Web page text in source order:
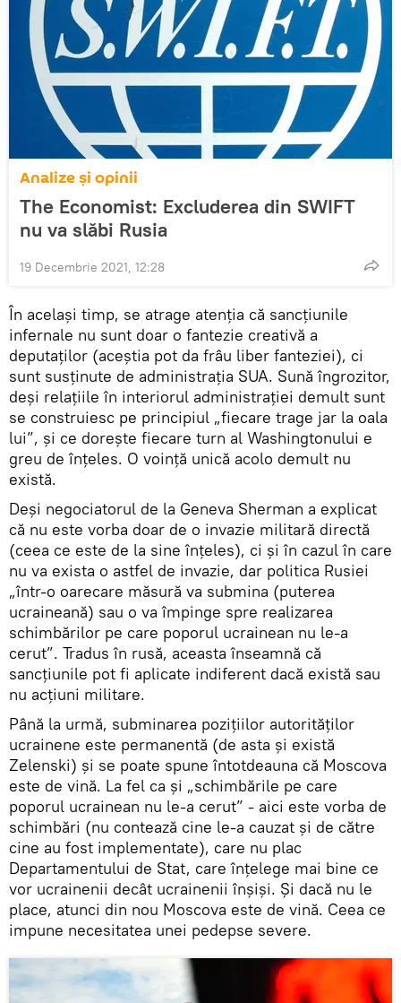
Analize și opinii
The Economist: Excluderea din SWIFT
nu va slăbi Rusia
19 Decembrie 2021, 12:28
În același timp, se atrage atenția că sancțiunile
infernale nu sunt doar o fantezie creativă a
deputaților (aceștia pot da frâu liber fanteziei), ci
sunt susținute de administrația SUA. Sună îngrozitor,
deși relațiile în interiorul administrației demult sunt
se construiesc pe principiul „fiecare trage jar la oala
lui”, și ce dorește fiecare turn al Washingtonului e
greu de înțeles. O voință unică acolo demult nu
există.
Deși negociatorul de la Geneva Sherman a explicat
că nu este vorba doar de o invazie militară directă
(ceea ce este de la sine înțeles), ci și în cazul în care
nu va exista o astfel de invazie, dar politica Rusiei
„într-o oarecare măsură va submina (puterea
ucraineană) sau o va împinge spre realizarea
schimbărilor pe care poporul ucrainean nu le-a
cerut”. Tradus în rusă, aceasta înseamnă că
sancțiunile pot fi aplicate indiferent dacă există sau
nu acțiuni militare.
Până la urmă, subminarea pozițiilor autorităților
ucrainene este permanentă (de asta și există
Zelenski) și se poate spune întotdeauna că Moscova
este de vină. La fel ca și „schimbările pe care
poporul ucrainean nu le-a cerut” - aici este vorba de
schimbări (nu contează cine le-a cauzat și de către
cine au fost implementate), care nu plac
Departamentului de Stat, care înțelege mai bine ce
vor ucrainenii decât ucrainenii înșiși. Și dacă nu le
place, atunci din nou Moscova este de vină. Ceea ce
impune necesitatea unei pedepse severe.